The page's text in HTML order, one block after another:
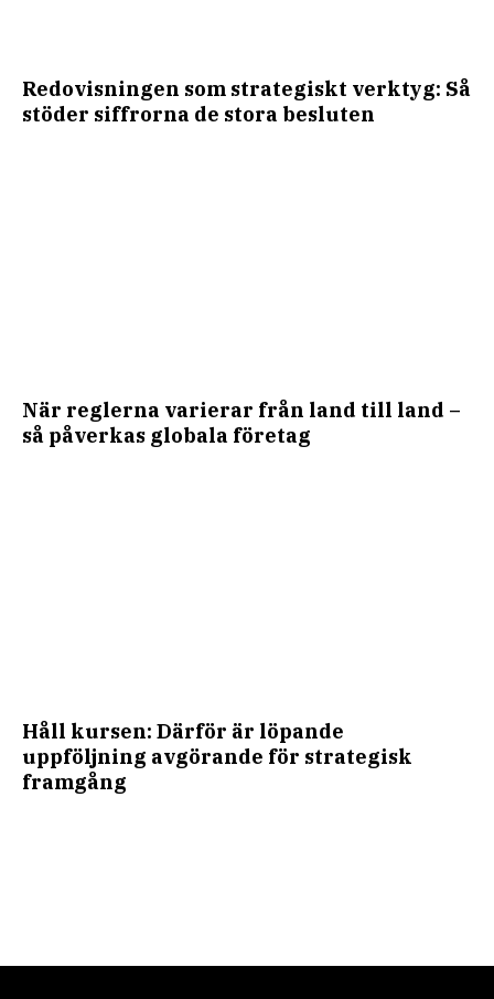
Redovisningen som strategiskt verktyg: Så
stöder siffrorna de stora besluten
När reglerna varierar från land till land –
så påverkas globala företag
Håll kursen: Därför är löpande
uppföljning avgörande för strategisk
framgång